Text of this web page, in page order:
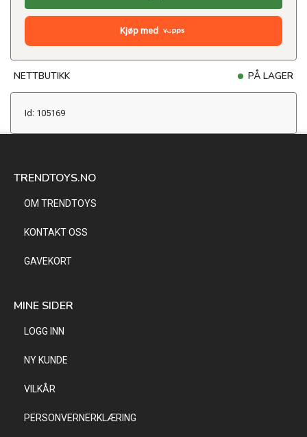
Kjøp med
NETTBUTIKK PÅ LAGER
Id: 105169
TRENDTOYS.NO
OM TRENDTOYS
KONTAKT OSS
GAVEKORT
MINE SIDER
LOGG INN
NY KUNDE
VILKÅR
PERSONVERNERKLÆRING